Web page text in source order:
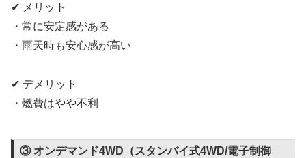
✔ メリット
・常に安定感がある
・雨天時も安心感が高い
✔ デメリット
・燃費はやや不利
③ オンデマンド4WD（スタンバイ式4WD/電子制御